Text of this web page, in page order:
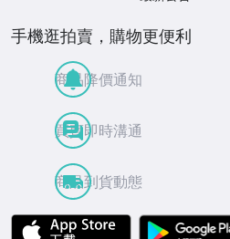
手機逛拍賣，購物更便利
商品降價通知
買賣即時溝通
商品到貨動態
APP Store